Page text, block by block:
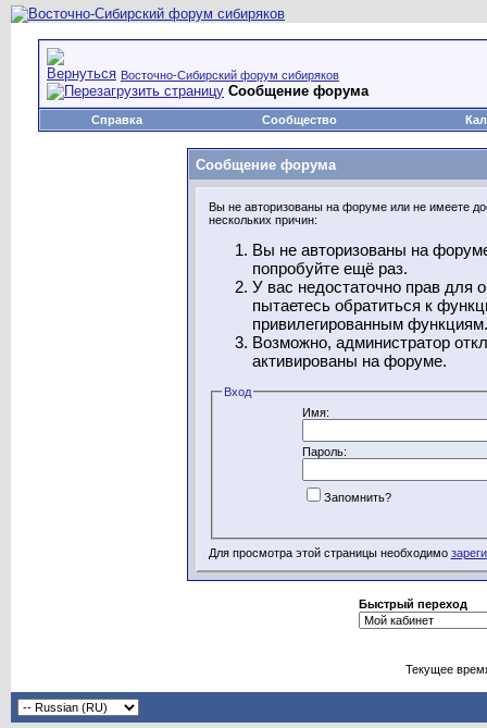
Восточно-Сибирский форум сибиряков
Сообщение форума
Справка Сообщество
Сообщение форума
Вы не авторизованы на форуме или не имеете
нескольких причин:
Вы не авторизованы на
попробуйте ещё раз.
У вас недостаточно прав для
пытаетесь обратиться к
привилегированным функциям.
Возможно, администратор
активированы на форуме.
Вход
Имя:
Пароль:
Запомнить?
Для просмотра этой страницы необходимо
Быстрый переход
Текущее